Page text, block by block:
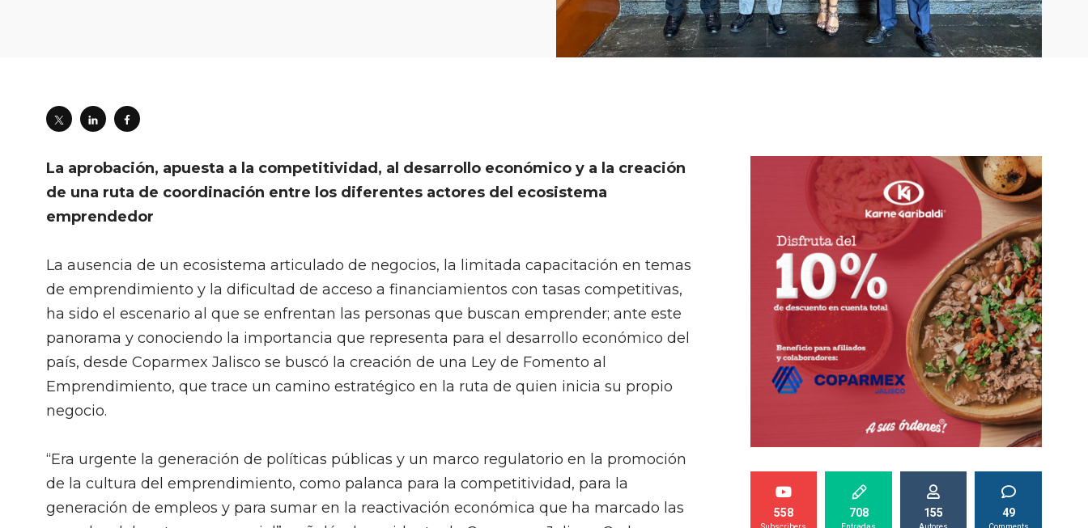
La aprobación, apuesta a la competitividad, al desarrollo económico y a la creación
de una ruta de coordinación entre los diferentes actores del ecosistema
emprendedor
La ausencia de un ecosistema articulado de negocios, la limitada capacitación en temas
de emprendimiento y la dificultad de acceso a financiamientos con tasas competitivas,
ha sido el escenario al que se enfrentan las personas que buscan emprender; ante este
panorama y conociendo la importancia que representa para el desarrollo económico del
país, desde Coparmex Jalisco se buscó la creación de una Ley de Fomento al
Emprendimiento, que trace un camino estratégico en la ruta de quien inicia su propio
negocio.
“Era urgente la generación de políticas públicas y un marco regulatorio en la promoción
de la cultura del emprendimiento, como palanca para la competitividad, para la
generación de empleos y para sumar en la reactivación económica que ha marcado las
558 708 155 49